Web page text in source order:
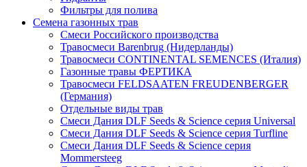
Фильтры для полива
Семена газонных трав
Смеси Российского производства
Травосмеси Barenbrug (Нидерланды)
Травосмеси CONTINENTAL SEMENCES (Италия)
Газонные травы ФЕРТИКА
Травосмеси FELDSAATEN FREUDENBERGER
(Германия)
Отдельные виды трав
Смеси Дания DLF Seeds & Sciеnce серия Universal
Смеси Дания DLF Seeds & Sciеnce серия Turfline
Смеси Дания DLF Seeds & Sciеnce серия
Mommersteeg